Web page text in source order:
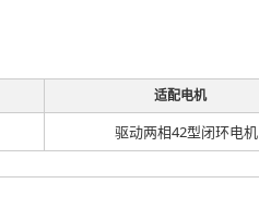
适配电机
驱动两相42型闭环电机